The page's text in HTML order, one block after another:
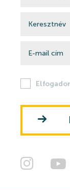
Kisgyermek
Árak
Online